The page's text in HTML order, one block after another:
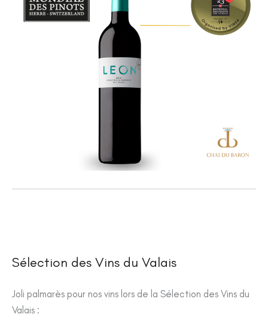
Sélection des Vins du Valais
Joli palmarès pour nos vins lors de la Sélection des Vins du
Valais :